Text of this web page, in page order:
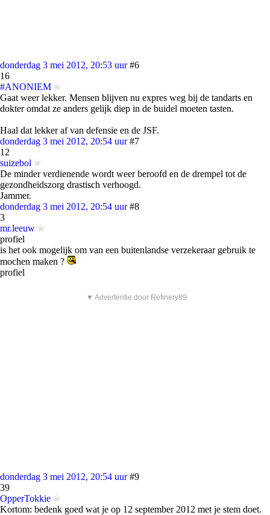
donderdag 3 mei 2012, 20:53 uur #6
16
#ANONIEM
Gaat weer lekker. Mensen blijven nu expres weg bij de tandarts en
dokter omdat ze anders gelijk diep in de buidel moeten tasten.
Haal dat lekker af van defensie en de JSF.
donderdag 3 mei 2012, 20:54 uur #7
12
suizebol
De minder verdienende wordt weer beroofd en de drempel tot de
gezondheidszorg drastisch verhoogd.
Jammer.
donderdag 3 mei 2012, 20:54 uur #8
3
mr.leeuw
profiel
is het ook mogelijk om van een buitenlandse verzekeraar gebruik te
mochen maken ?
profiel
▼ Advertentie door Refinery89
donderdag 3 mei 2012, 20:54 uur #9
39
OpperTokkie
Kortom: bedenk goed wat je op 12 september 2012 met je stem doet.